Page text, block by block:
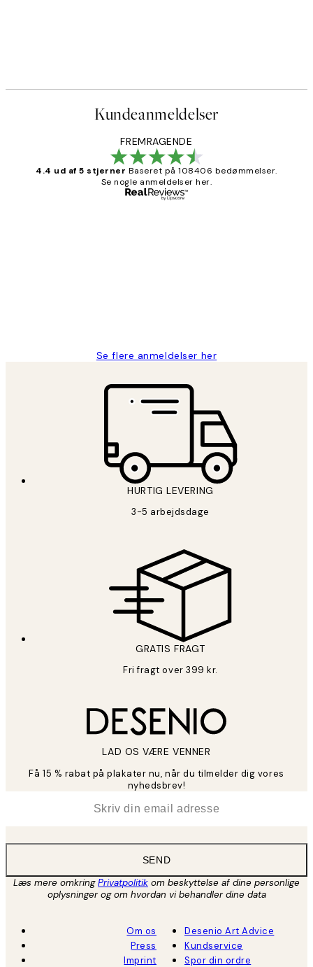
Kundeanmeldelser
FREMRAGENDE
4.4 ud af 5 stjerner Baseret på 108406 bedømmelser.
Se nogle anmeldelser her.
Se flere anmeldelser her
HURTIG LEVERING
3-5 arbejdsdage
GRATIS FRAGT
Fri fragt over 399 kr.
LAD OS VÆRE VENNER
Få 15 % rabat på plakater nu, når du tilmelder dig vores
nyhedsbrev!
SEND
Læs mere omkringPrivatpolitik om beskyttelse af dine personlige
oplysninger og om hvordan vi behandler dine data
Om os
Press
Imprint
Desenio Art Advice
Kundservice
Spor din ordre